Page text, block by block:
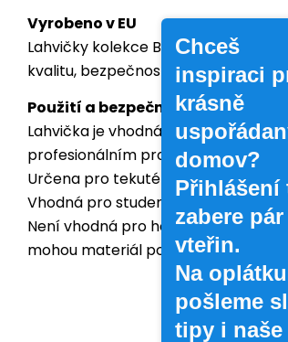
Vyrobeno v EU
Lahvičky kolekce BELA jsou
kvalitu, bezpečnost a dlouhodobé
Použití a bezpečnost
Lahvička je vhodná pro běžné
profesionálním provozu.
Určena pro tekuté kosmetické a
Vhodná pro studené a pokojové
Není vhodná pro horké plnění a
mohou materiál poškodit.
Chceš
inspiraci
krásně
domov?
Přihlášení
zabere pár
vteřin.
Na
pošleme
tipy i naše